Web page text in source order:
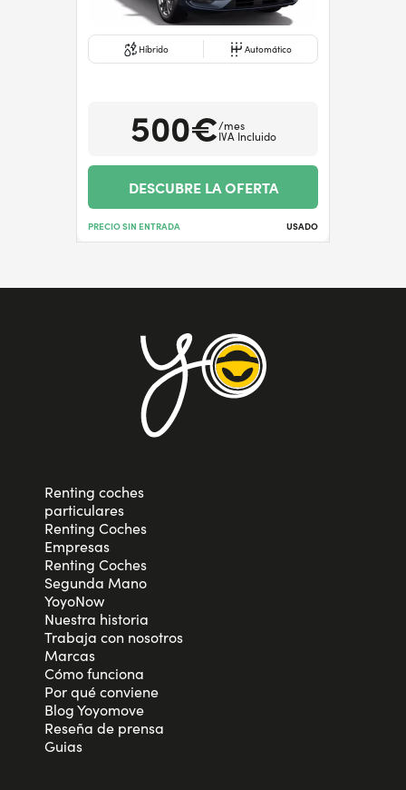
Híbrido Automático
500€/mes
IVA Incluido
DESCUBRE LA OFERTA
PRECIO SIN ENTRADA USADO
Renting coches
particulares
Renting Coches
Empresas
Renting Coches
Segunda Mano
YoyoNow
Nuestra historia
Trabaja con nosotros
Marcas
Cómo funciona
Por qué conviene
Blog Yoyomove
Reseña de prensa
Guias